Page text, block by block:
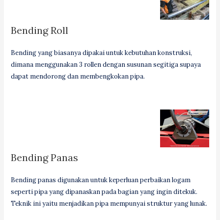
Bending Roll
Bending yang biasanya dipakai untuk kebutuhan konstruksi,
dimana menggunakan 3 rollen dengan susunan segitiga supaya
dapat mendorong dan membengkokan pipa.
Bending Panas
Bending panas digunakan untuk keperluan perbaikan logam
seperti pipa yang dipanaskan pada bagian yang ingin ditekuk.
Teknik ini yaitu menjadikan pipa mempunyai struktur yang lunak.